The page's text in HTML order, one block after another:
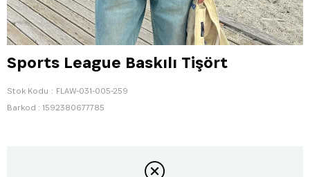
Sports League Baskılı Tişört
Stok Kodu
FLAW-031-005-259
Barkod : 1592380677785